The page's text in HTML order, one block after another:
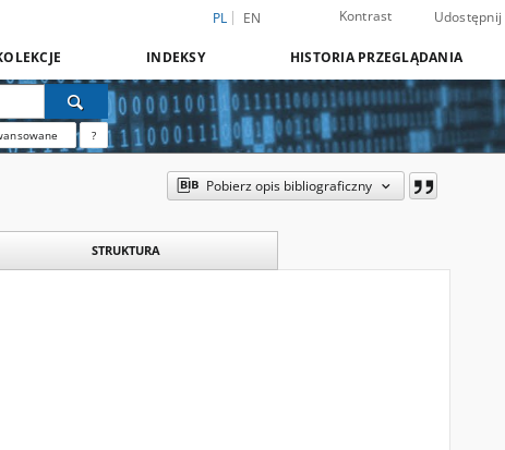
PL EN Kontrast Udostępnij
INDEKSY HISTORIA PRZEGLĄDANIA
?
Pobierz opis bibliograficzny
STRUKTURA